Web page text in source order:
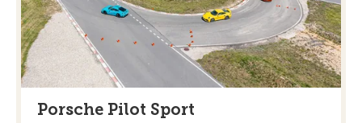
Porsche Pilot Sport